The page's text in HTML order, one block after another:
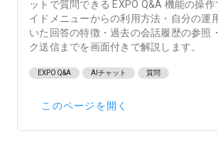
ットで質問できる EXPO Q&A 機能の操
イドメニューからの利用方法・自分の運
いた回答の特徴・過去の会話履歴の参照
ク送信までを画面付きで解説します。
EXPO Q&A AIチャット 質問
このページを開く